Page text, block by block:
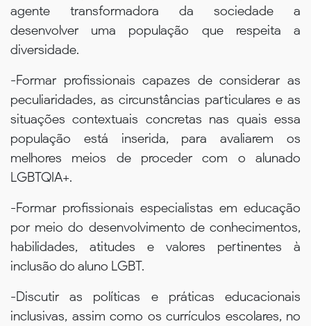
agente transformadora da sociedade a
desenvolver uma população que respeita a
diversidade.
-Formar profissionais capazes de considerar as
peculiaridades, as circunstâncias particulares e as
situações contextuais concretas nas quais essa
população está inserida, para avaliarem os
melhores meios de proceder com o alunado
LGBTQIA+.
-Formar profissionais especialistas em educação
por meio do desenvolvimento de conhecimentos,
habilidades, atitudes e valores pertinentes à
inclusão do aluno LGBT.
-Discutir as políticas e práticas educacionais
inclusivas, assim como os currículos escolares, no